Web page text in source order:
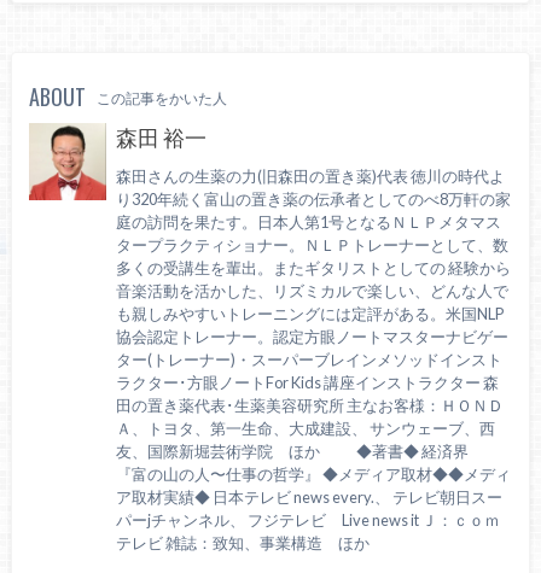
ABOUT この記事をかいた人
森田 裕一
森田さんの生薬の力(旧森田の置き薬)代表 徳川の時代よ
り320年続く富山の置き薬の伝承者としてのべ8万軒の家
庭の訪問を果たす。日本人第1号となるＮＬＰメタマス
タープラクティショナー。ＮＬＰトレーナーとして、数
多くの受講生を輩出。またギタリストとしての 経験から
音楽活動を活かした、リズミカルで楽しい、どんな人で
も親しみやすいトレーニングには定評がある。米国NLP
協会認定トレーナー。認定方眼ノートマスターナビゲー
ター(トレーナー)・スーパーブレインメソッドインスト
ラクター･方眼ノートFor Kids 講座インストラクター 森
田の置き薬代表･生薬美容研究所 主なお客様：ＨＯＮＤ
Ａ、トヨタ、第一生命、大成建設、 サンウェーブ、西
友、国際新堀芸術学院 ほか ◆著書◆ 経済界
『富の山の人〜仕事の哲学』 ◆メディア取材◆◆メディ
ア取材実績◆ 日本テレビ news every.、 テレビ朝日スー
パーjチャンネル、 フジテレビ Live news it Ｊ：ｃｏｍ
テレビ 雑誌：致知、事業構造 ほか